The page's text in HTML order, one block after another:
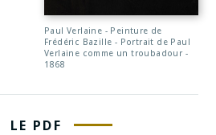
Paul Verlaine - Peinture de
Frédéric Bazille - Portrait de Paul
Verlaine comme un troubadour -
1868
LE PDF